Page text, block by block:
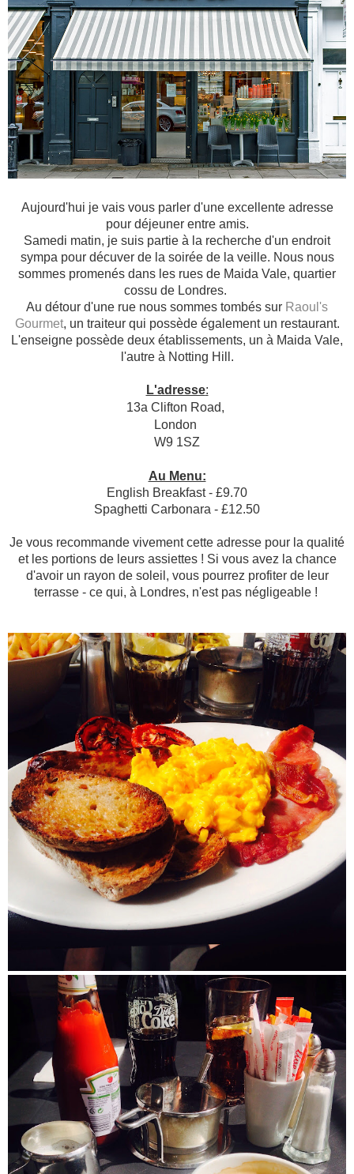
Aujourd'hui je vais vous parler d'une excellente adresse
pour déjeuner entre amis.
Samedi matin, je suis partie à la recherche d'un endroit
sympa pour décuver de la soirée de la veille. Nous nous
sommes promenés dans les rues de Maida Vale, quartier
cossu de Londres.
Au détour d'une rue nous sommes tombés sur Raoul's
Gourmet, un traiteur qui possède également un restaurant.
L'enseigne possède deux établissements, un à Maida Vale,
l'autre à Notting Hill.
L'adresse:
13a Clifton Road,
London
W9 1SZ
Au Menu:
English Breakfast - £9.70
Spaghetti Carbonara - £12.50
Je vous recommande vivement cette adresse pour la qualité
et les portions de leurs assiettes ! Si vous avez la chance
d'avoir un rayon de soleil, vous pourrez profiter de leur
terrasse - ce qui, à Londres, n'est pas négligeable !